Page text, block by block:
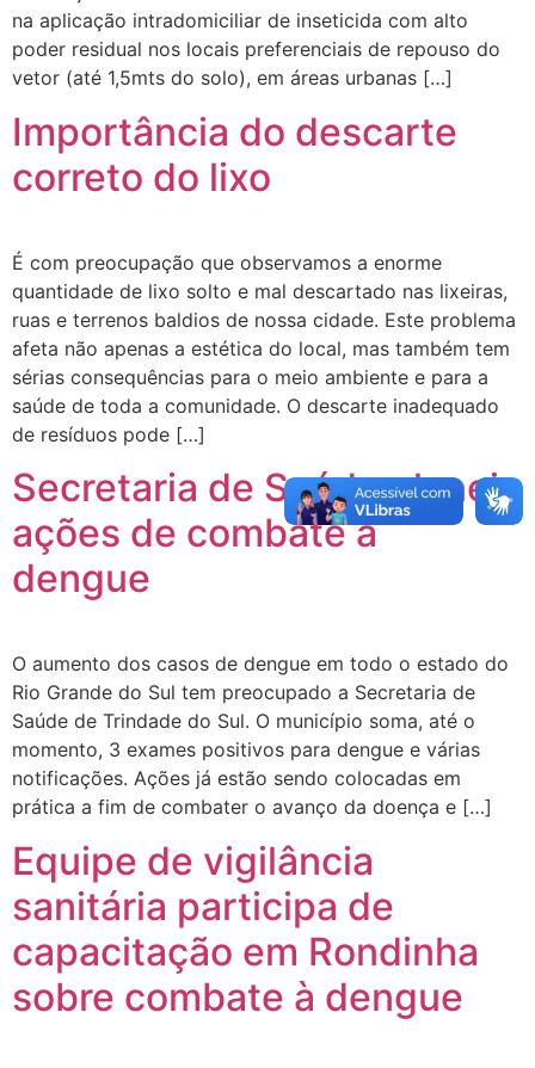
na aplicação intradomiciliar de inseticida com alto
poder residual nos locais preferenciais de repouso do
vetor (até 1,5mts do solo), em áreas urbanas […]
Importância do descarte
correto do lixo
É com preocupação que observamos a enorme
quantidade de lixo solto e mal descartado nas lixeiras,
ruas e terrenos baldios de nossa cidade. Este problema
afeta não apenas a estética do local, mas também tem
sérias consequências para o meio ambiente e para a
saúde de toda a comunidade. O descarte inadequado
de resíduos pode […]
Secretaria de Saúde planeja
ações de combate à
dengue
O aumento dos casos de dengue em todo o estado do
Rio Grande do Sul tem preocupado a Secretaria de
Saúde de Trindade do Sul. O município soma, até o
momento, 3 exames positivos para dengue e várias
notificações. Ações já estão sendo colocadas em
prática a fim de combater o avanço da doença e […]
Equipe de vigilância
sanitária participa de
capacitação em Rondinha
sobre combate à dengue